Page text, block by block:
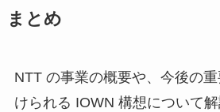
まとめ
NTT の事業の概要や、今後の
けられる IOWN 構想について解